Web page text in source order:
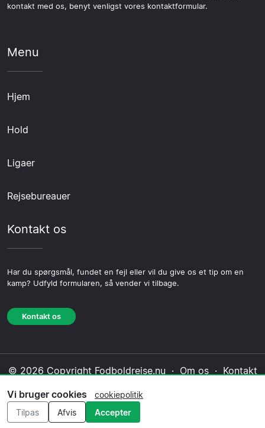
kontakt med os, benyt venligst vores kontaktformular.
Menu
Hjem
Hold
Ligaer
Rejsebureauer
Kontakt os
Har du spørgsmål, fundet en fejl eller vil du give os et tip om en
kamp? Udfyld formularen, så vender vi tilbage.
Kontakt os
© 2026 Copyright Fodboldrejse.nu · Om os· Kontakt
politik
Vi bruger cookies
cookiepolitik
Tilpas
Afvis Accepter